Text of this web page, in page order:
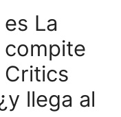
La
llega al